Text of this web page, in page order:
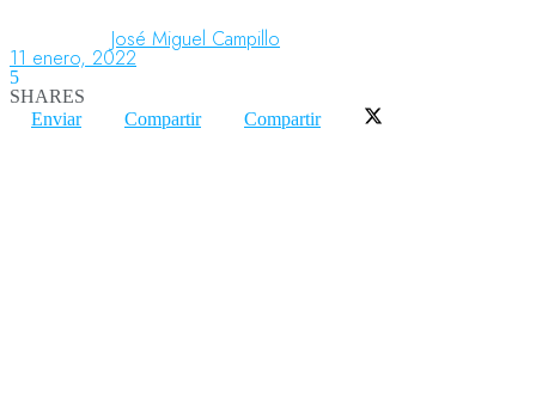
Aeropuertos
José Miguel Campillo
11 enero, 2022
5
SHARES
Enviar
Compartir Compartir